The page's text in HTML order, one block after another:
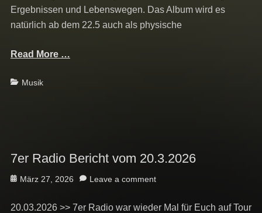
Ergebnissen und Lebenswegen. Das Album wird es
natürlich ab dem 22.5 auch als physische
Read More …
Categories
Musik
7er Radio Bericht vom 20.3.2026
Posted
März 27, 2026 Leave a comment
20.03.2026 >> 7er Radio war wieder Mal für Euch auf Tour